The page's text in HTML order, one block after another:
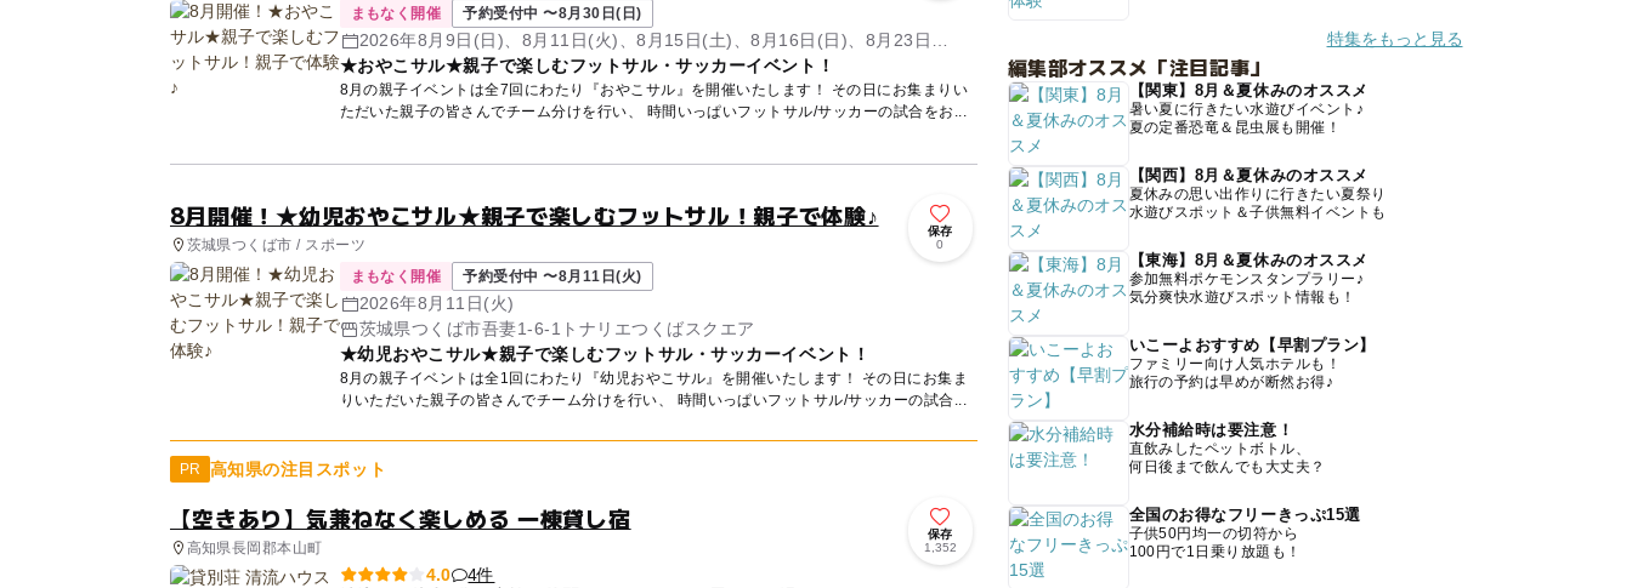
まもなく開催 予約受付中 〜8月30日(日)
2026年8月9日(日)、8月11日(火)、8月15日(土)、8月16日(日)、8月23日
(日)...他
★おやこサル★親子で楽しむフットサル・サッカーイベント！
8月の親子イベントは全7回にわたり『おやこサル』を開催いたします！ その日にお集まりい
ただいた親子の皆さんでチーム分けを行い、 時間いっぱいフットサル/サッカーの試合をお...
8月開催！★幼児おやこサル★親子で楽しむフットサル！親子で体験♪
茨城県つくば市 / スポーツ
保存
0
まもなく開催 予約受付中 〜8月11日(火)
2026年8月11日(火)
茨城県つくば市吾妻1-6-1トナリエつくばスクエア
★幼児おやこサル★親子で楽しむフットサル・サッカーイベント！
8月の親子イベントは全1回にわたり『幼児おやこサル』を開催いたします！ その日にお集ま
りいただいた親子の皆さんでチーム分けを行い、 時間いっぱいフットサル/サッカーの試合...
PR 高知県の注目スポット
【空きあり】気兼ねなく楽しめる 一棟貸し宿
高知県長岡郡本山町
保存
1,352
4.0
4件
特集をもっと見る
編集部オススメ「注目記事」
【関東】8月＆夏休みのオススメ
暑い夏に行きたい水遊びイベント♪
夏の定番恐竜＆昆虫展も開催！
【関西】8月＆夏休みのオススメ
夏休みの思い出作りに行きたい夏祭り
水遊びスポット＆子供無料イベントも
【東海】8月＆夏休みのオススメ
参加無料ポケモンスタンプラリー♪
気分爽快水遊びスポット情報も！
いこーよおすすめ【早割プラン】
ファミリー向け人気ホテルも！
旅行の予約は早めが断然お得♪
水分補給時は要注意！
直飲みしたペットボトル、
何日後まで飲んでも大丈夫？
全国のお得なフリーきっぷ15選
子供50円均一の切符から
100円で1日乗り放題も！